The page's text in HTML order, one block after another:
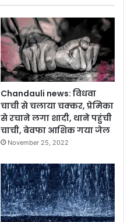
Chandauli news: विधवा
चाची से चलाया चक्कर, प्रेमिका
से रचाने लगा शादी, थाने पहुंची
चाची, बेवफा आशिक गया जेल
November 25, 2022